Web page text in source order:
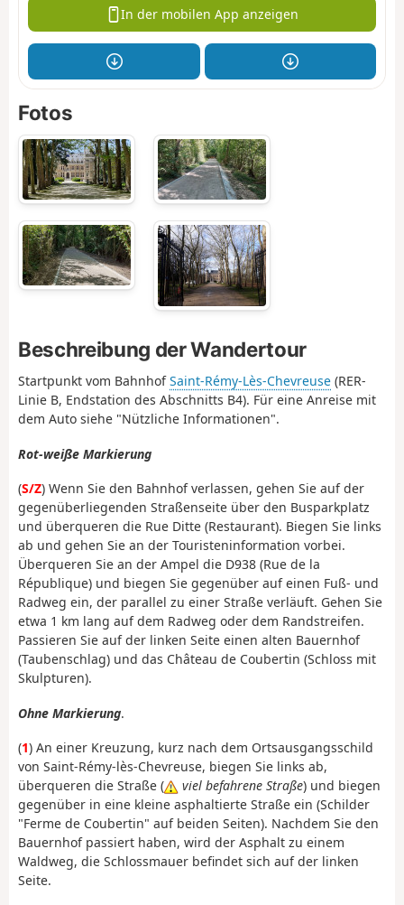
In der mobilen App anzeigen
Fotos
Beschreibung der Wandertour
Startpunkt vom BahnhofSaint-Rémy-Lès-Chevreuse (RER-
Linie B, Endstation des Abschnitts B4). Für eine Anreise mit
dem Auto siehe "Nützliche Informationen".
Rot-weiße Markierung
(S/Z) Wenn Sie den Bahnhof verlassen, gehen Sie auf der
gegenüberliegenden Straßenseite über den Busparkplatz
und überqueren die Rue Ditte (Restaurant). Biegen Sie links
ab und gehen Sie an der Touristeninformation vorbei.
Überqueren Sie an der Ampel die D938 (Rue de la
République) und biegen Sie gegenüber auf einen Fuß- und
Radweg ein, der parallel zu einer Straße verläuft. Gehen Sie
etwa 1 km lang auf dem Radweg oder dem Randstreifen.
Passieren Sie auf der linken Seite einen alten Bauernhof
(Taubenschlag) und das Château de Coubertin (Schloss mit
Skulpturen).
Ohne Markierung.
(1) An einer Kreuzung, kurz nach dem Ortsausgangsschild
von Saint-Rémy-lès-Chevreuse, biegen Sie links ab,
überqueren die Straße (
viel befahrene Straße) und biegen
gegenüber in eine kleine asphaltierte Straße ein (Schilder
"Ferme de Coubertin" auf beiden Seiten). Nachdem Sie den
Bauernhof passiert haben, wird der Asphalt zu einem
Waldweg, die Schlossmauer befindet sich auf der linken
Seite.